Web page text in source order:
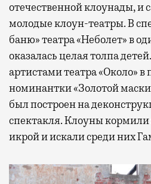
отечественной клоунады, и
молодые клоун-театры. В
баню» театра «Неболет» в
оказалась целая толпа
артистами театра «Около» в
номинантки «Золотой
был построен на
спектакля. Клоуны кормили
икрой и искали среди них